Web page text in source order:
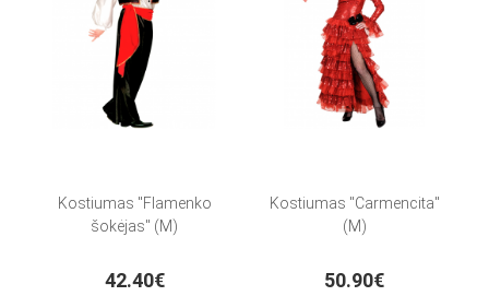
Kostiumas "Flamenko
šokėjas" (M)
42.40€
Kostiumas "Carmencita"
(M)
50.90€